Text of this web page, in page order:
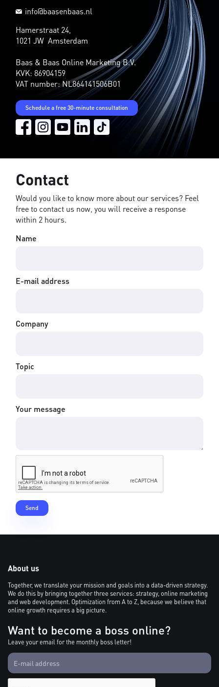
info@baasenbaas.nl
Hamerstraat 24,
1021 JW Amsterdam
Baas & Baas Online Marketing B.V.
KVK: 86904159
VAT number: NL864141506B01
Schedule a free 30-minute consultation
Contact
Would you like to know more about our services? Feel
free to contact us now, you will receive a response
within 2 hours.
Name
E-mail address
Company
Topic
Your message
About us
Together, we translate your mission and goals into a data-driven strategy.
We do this by bringing together three services: strategy, online marketing
and web development. Optimization from A to Z, because we believe that
online growth requires a big picture.
Want to become a boss online?
Leave your email for the monthly boss letter!